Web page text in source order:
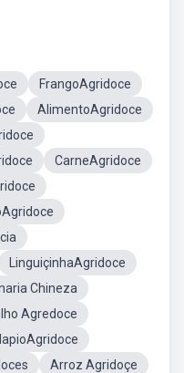
FrangoAgridoce
AlimentoAgridoce
CarneAgridoce
LinguiçinhaAgridoce
Chineza
Agredoce
Arroz Agridoçe